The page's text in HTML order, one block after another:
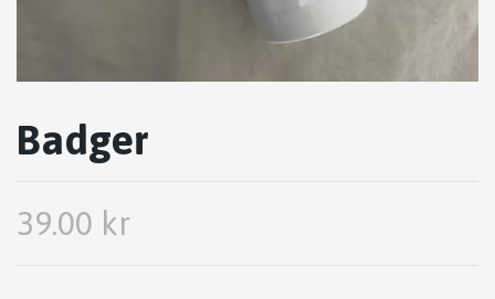
Badger
39.00 kr